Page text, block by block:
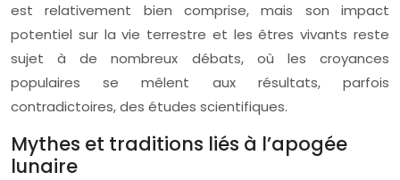
est relativement bien comprise, mais son impact
potentiel sur la vie terrestre et les êtres vivants reste
sujet à de nombreux débats, où les croyances
populaires se mêlent aux résultats, parfois
contradictoires, des études scientifiques.
Mythes et traditions liés à l’apogée
lunaire